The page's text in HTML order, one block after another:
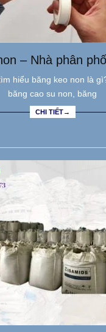
– Nhà phân
hiểu băng keo non là
băng cao su non, băng
CHI TIẾT→